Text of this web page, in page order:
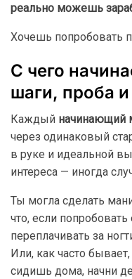
реально можешь
Хочешь попробовать
С чего
шаги, проба
Каждый начинающий
через одинаковый
в руке и идеальной
интереса — иногда
Ты могла сделать
что, если
переплачивать за
Или, как часто
сидишь дома, начни